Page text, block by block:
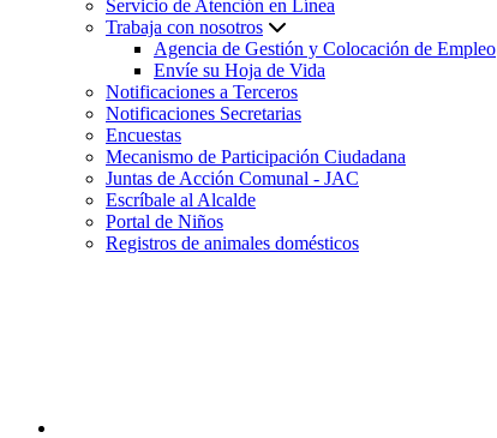
Servicio de Atención en Línea
Trabaja con nosotros
Agencia de Gestión y Colocación de Empleo
Envíe su Hoja de Vida
Notificaciones a Terceros
Notificaciones Secretarias
Encuestas
Mecanismo de Participación Ciudadana
Juntas de Acción Comunal - JAC
Escríbale al Alcalde
Portal de Niños
Registros de animales domésticos